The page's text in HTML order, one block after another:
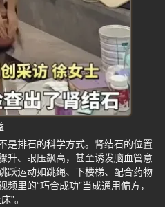
是排石的科学方式。肾结石的位置
升、眼压飙高，甚至诱发脑血管意
跃运动如跳绳、下楼梯、配合药物
里的“巧合成功”当成通用偏方，
”。